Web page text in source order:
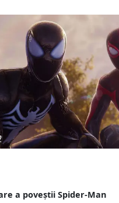
a poveștii Spider-Man